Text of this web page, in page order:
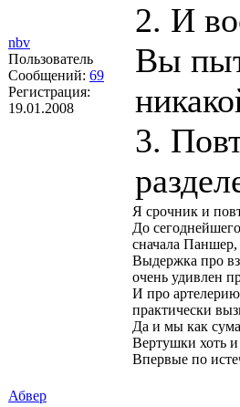
nbv
Пользователь
Сообщений: 69
Регистрация:
19.01.2008
2. И
Вы
3.
Я срочник и
До
сначала
Выдержка про
очень удивлен
И про
практически
Да и мы как
Вертушки хоть
Впервые по
Абвер